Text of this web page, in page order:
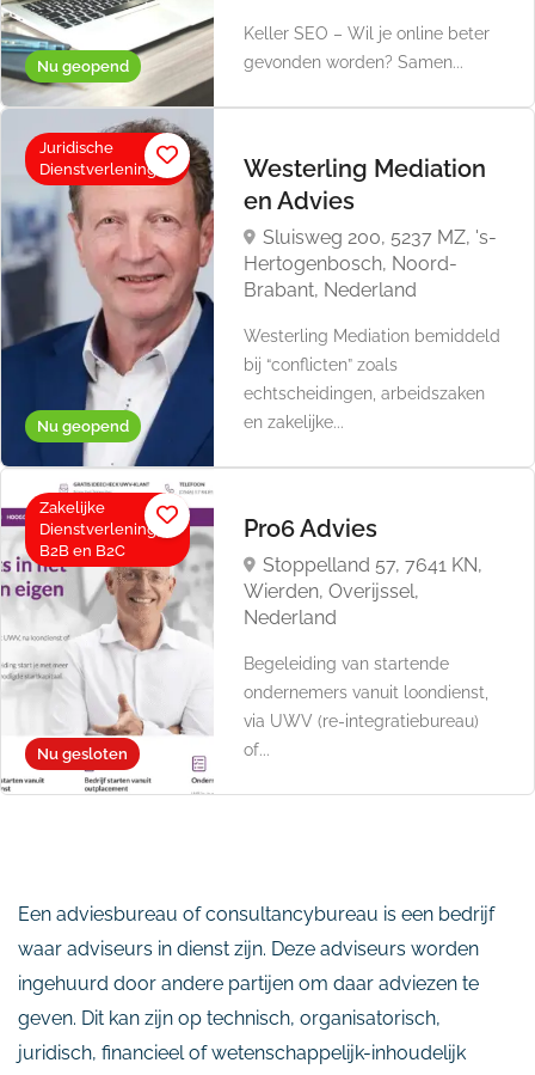
Nu geopend
Keller SEO – Wil je online beter
gevonden worden? Samen...
Nu geopend
Juridische
Dienstverlening
Westerling Mediation
en Advies
Sluisweg 200, 5237 MZ, 's-
Hertogenbosch, Noord-
Brabant, Nederland
Westerling Mediation bemiddeld
bij “conflicten” zoals
echtscheidingen, arbeidszaken
en zakelijke...
Nu gesloten
Zakelijke
Dienstverlening,
B2B en B2C
Pro6 Advies
Stoppelland 57, 7641 KN,
Wierden, Overijssel,
Nederland
Begeleiding van startende
ondernemers vanuit loondienst,
via UWV (re-integratiebureau)
of...
Een adviesbureau of consultancybureau is een bedrijf
waar adviseurs in dienst zijn. Deze adviseurs worden
ingehuurd door andere partijen om daar adviezen te
geven. Dit kan zijn op technisch, organisatorisch,
juridisch, financieel of wetenschappelijk-inhoudelijk